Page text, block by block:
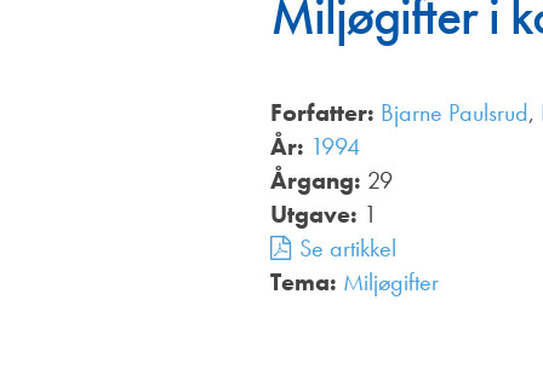
Miljøgifter i
Forfatter: Bjarne Paulsrud,
År: 1994
Årgang: 29
Utgave: 1
Se artikkel
Tema: Miljøgifter